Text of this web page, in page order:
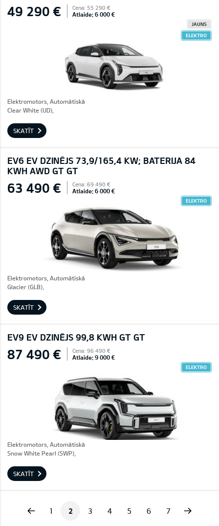
49 290 € Cena: 55 290 €
Atlaide: 6 000 €
JAUNS
ELEKTRO
Elektromotors, Automātiskā
Clear White (UD),
SKATĪT
EV6 EV DZINĒJS 73,9/165,4 KW; BATERIJA 84
KWH AWD GT GT
63 490 € Cena: 69 490 €
Atlaide: 6 000 €
ELEKTRO
Elektromotors, Automātiskā
Glacier (GLB),
SKATĪT
EV9 EV DZINĒJS 99,8 KWH GT GT
87 490 € Cena: 96 490 €
Atlaide: 9 000 €
ELEKTRO
Elektromotors, Automātiskā
Snow White Pearl (SWP),
SKATĪT
1 2 3 4 5 6 7